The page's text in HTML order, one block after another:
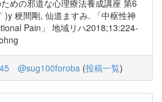
めの邪道な心理療法養成講座 第6
)y 粳間剛, 仙道ますみ. 「中枢性神
Pain」 地域リハ2018;13:224-
@sug100foroba (投稿一覧)